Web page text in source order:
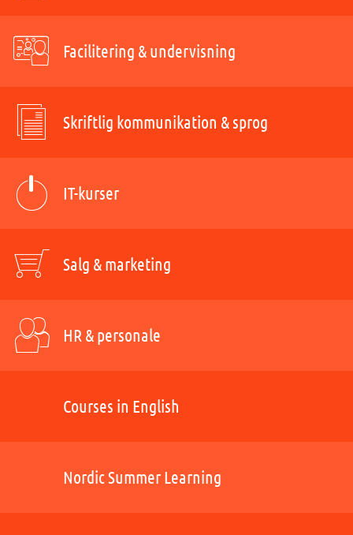
Facilitering & undervisning
Skriftlig kommunikation & sprog
IT-kurser
Salg & marketing
HR & personale
Courses in English
Nordic Summer Learning